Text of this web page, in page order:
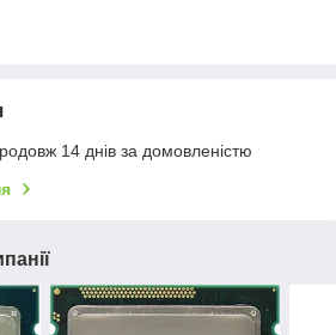
14 днів за домовленістю